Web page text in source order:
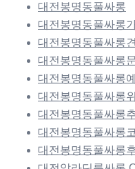
대전봉명동풀싸롱
대전봉명동풀싸롱
대전봉명동풀싸롱
대전봉명동풀싸롱
대전봉명동풀싸롱
대전봉명동풀싸롱
대전봉명동풀싸롱
대전봉명동풀싸롱
대전봉명동풀싸롱후